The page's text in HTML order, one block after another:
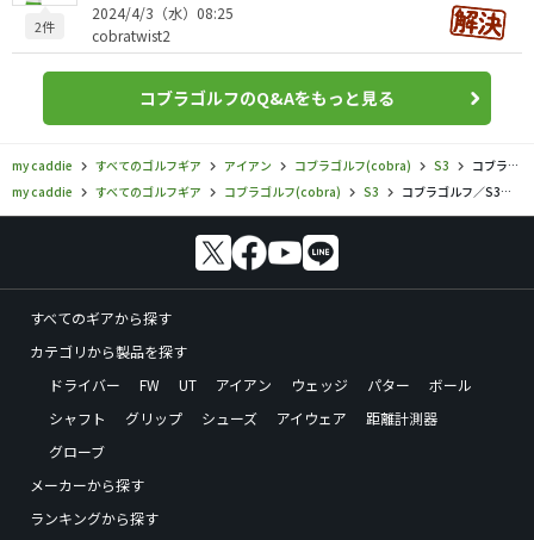
2件
2024/4/3（水）08:25
cobratwist2
コブラゴルフのQ&Aをもっと見る
my caddie すべてのゴルフギア アイアン コブラゴルフ(cobra) S3
コブラゴルフ／S3／S3 MAX レディス アイアンセットの口コミ評価
my caddie
すべてのゴルフギア コブラゴルフ(cobra) S3 コブラゴルフ／S3／S3 MAX レディス アイアンセットの口コミ評価
すべてのギアから探す
カテゴリから製品を探す
ドライバー
FW UT アイアン ウェッジ パター
ボール
シャフト
グリップ シューズ アイウェア
距離計測器
グローブ
メーカーから探す
ランキングから探す